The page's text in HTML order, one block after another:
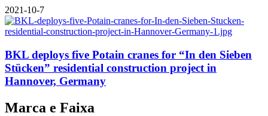
2021-10-7
BKL deploys five Potain cranes for “In den Sieben
Stücken” residential construction project in
Hannover, Germany
Marca e Faixa